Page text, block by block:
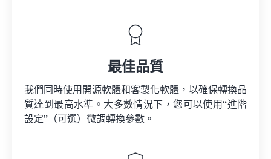
最佳品質
我們同時使用開源軟體和客製化軟體，以確保轉換品
質達到最高水準。大多數情況下，您可以使用“進階
設定”（可選）微調轉換參數。